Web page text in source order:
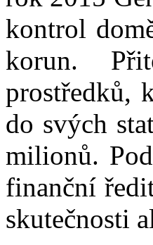
kontrol
korun.
prostředků,
do svých
milionů.
finanční
skutečnosti